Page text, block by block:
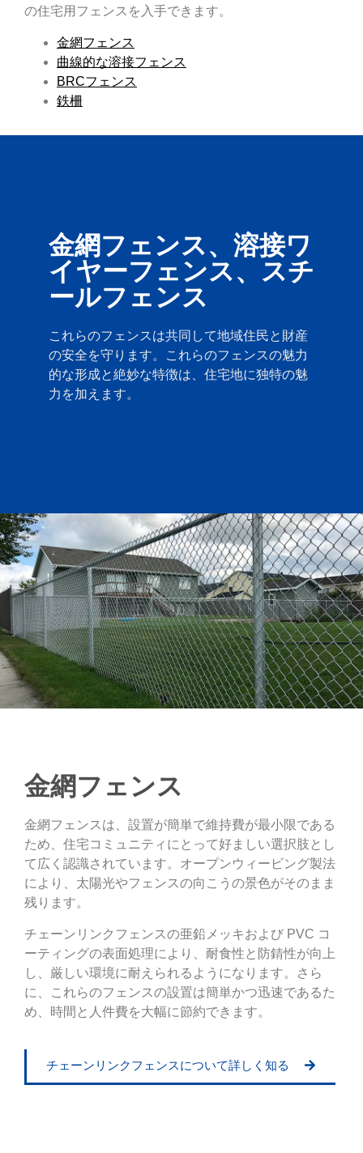
の住宅用フェンスを入手できます。
金網フェンス
曲線的な溶接フェンス
BRCフェンス
鉄柵
金網フェンス、溶接ワ
イヤーフェンス、スチ
ールフェンス
これらのフェンスは共同して地域住民と財産
の安全を守ります。これらのフェンスの魅力
的な形成と絶妙な特徴は、住宅地に独特の魅
力を加えます。
金網フェンス
金網フェンスは、設置が簡単で維持費が最小限である
ため、住宅コミュニティにとって好ましい選択肢とし
て広く認識されています。オープンウィービング製法
により、太陽光やフェンスの向こうの景色がそのまま
残ります。
チェーンリンクフェンスの亜鉛メッキおよび PVC コ
ーティングの表面処理により、耐食性と防錆性が向上
し、厳しい環境に耐えられるようになります。さら
に、これらのフェンスの設置は簡単かつ迅速であるた
め、時間と人件費を大幅に節約できます。
チェーンリンクフェンスについて詳しく知る